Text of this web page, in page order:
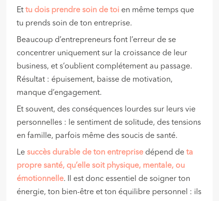
Ettu dois prendre soin de toi en même temps que
tu prends soin de ton entreprise.
Beaucoup d’entrepreneurs font l’erreur de se
concentrer uniquement sur la croissance de leur
business, et s’oublient complétement au passage.
Résultat : épuisement, baisse de motivation,
manque d’engagement.
Et souvent, des conséquences lourdes sur leurs vie
personnelles : le sentiment de solitude, des tensions
en famille, parfois même des soucis de santé.
Lesuccès durable de ton entreprise dépend deta
propre santé, qu’elle soit physique, mentale, ou
émotionnelle. Il est donc essentiel de soigner ton
énergie, ton bien-être et ton équilibre personnel : ils